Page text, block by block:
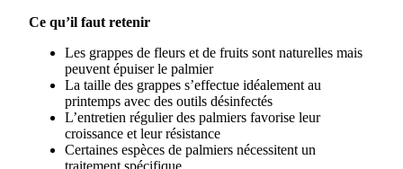
Ce qu’il faut retenir
Les grappes de fleurs et de fruits sont naturelles mais
peuvent épuiser le palmier
La taille des grappes s’effectue idéalement au
printemps avec des outils désinfectés
L’entretien régulier des palmiers favorise leur
croissance et leur résistance
Certaines espèces de palmiers nécessitent un
traitement spécifique